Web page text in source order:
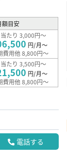
額目安
たり 3,000円～
円/月～
費用他 8,800円～
たり 3,500円～
円/月～
費用他 8,800円～
電話する